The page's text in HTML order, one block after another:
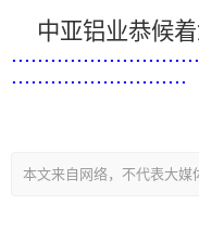
中亚铝业恭候着
...........................
本文来自网络，不代表大媒